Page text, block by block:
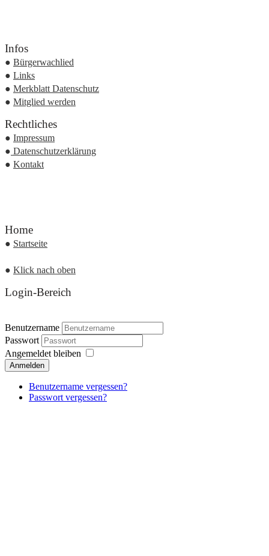
Infos
● Bürgerwachlied
● Links
● Merkblatt Datenschutz
● Mitglied werden
Rechtliches
● Impressum
● Datenschutzerklärung
● Kontakt
Home
● Startseite
● Klick nach oben
Login-Bereich
Benutzername
Passwort
Angemeldet bleiben
Anmelden
Benutzername vergessen?
Passwort vergessen?